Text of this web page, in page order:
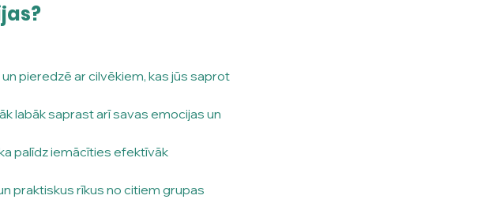
pieredzē ar cilvēkiem, kas jūs saprot
labāk saprast arī savas emocijas un
palīdz iemācīties efektīvāk
praktiskus rīkus no citiem grupas